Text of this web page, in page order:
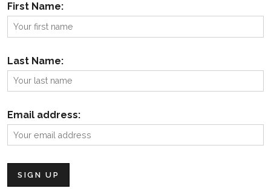
First Name:
Last Name:
Email address: